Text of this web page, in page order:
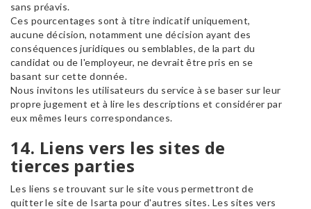
sans préavis.
Ces pourcentages sont à titre indicatif uniquement,
aucune décision, notamment une décision ayant des
conséquences juridiques ou semblables, de la part du
candidat ou de l'employeur, ne devrait être pris en se
basant sur cette donnée.
Nous invitons les utilisateurs du service à se baser sur leur
propre jugement et à lire les descriptions et considérer par
eux mêmes leurs correspondances.
14. Liens vers les sites de
tierces parties
Les liens se trouvant sur le site vous permettront de
quitter le site de Isarta pour d'autres sites. Les sites vers